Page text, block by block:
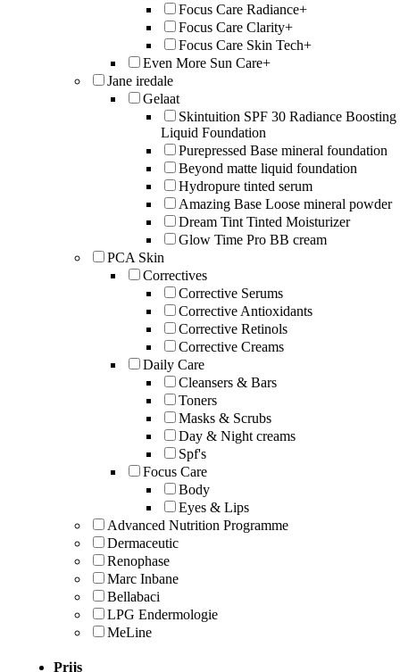
Focus Care Radiance+
Focus Care Clarity+
Focus Care Skin Tech+
Even More Sun Care+
Jane iredale
Gelaat
Skintuition SPF 30 Radiance Boosting
Liquid Foundation
Purepressed Base mineral foundation
Beyond matte liquid foundation
Hydropure tinted serum
Amazing Base Loose mineral powder
Dream Tint Tinted Moisturizer
Glow Time Pro BB cream
PCA Skin
Correctives
Corrective Serums
Corrective Antioxidants
Corrective Retinols
Corrective Creams
Daily Care
Cleansers & Bars
Toners
Masks & Scrubs
Day & Night creams
Spf's
Focus Care
Body
Eyes & Lips
Advanced Nutrition Programme
Dermaceutic
Renophase
Marc Inbane
Bellabaci
LPG Endermologie
MeLine
Prijs